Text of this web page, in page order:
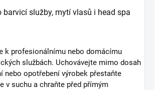
barvicí služby, mytí vlasů i head spa
k profesionálnímu nebo domácímu
službách. Uchovávejte mimo dosah
nebo opotřebení výrobek přestaňte
v suchu a chraňte před přímým